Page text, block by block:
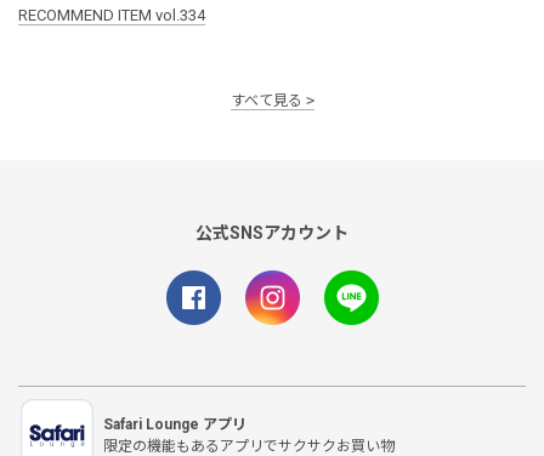
RECOMMEND ITEM vol.334
すべて見る
公式SNSアカウント
Safari Lounge アプリ
限定の機能もあるアプリでサクサクお買い物